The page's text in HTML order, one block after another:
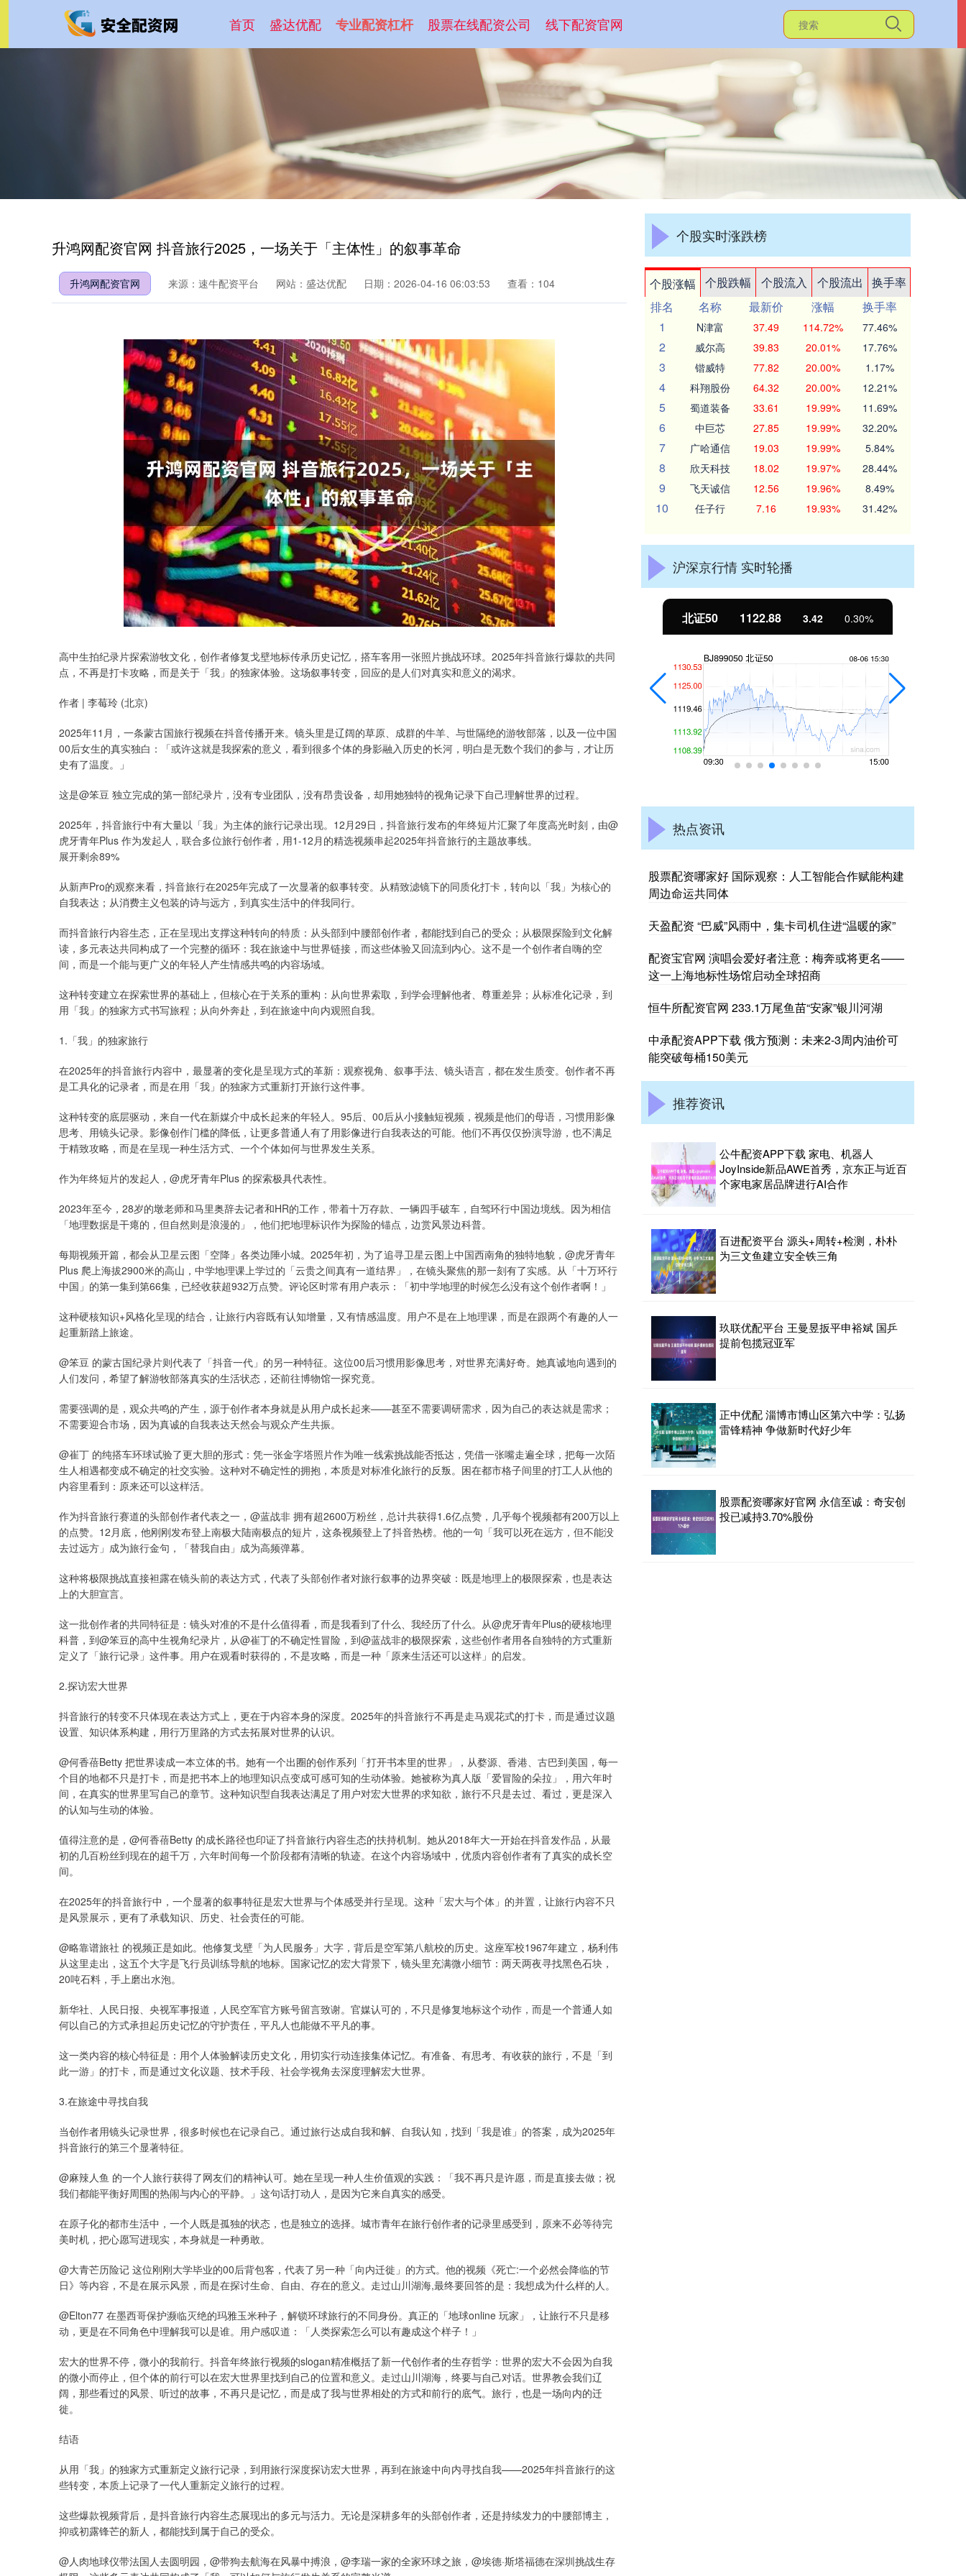
首页 盛达优配 专业配资杠杆 股票在线配资公司 线下配资官网
升鸿网配资官网 抖音旅行2025，一场关于「主体性」的叙事革命
升鸿网配资官网 来源：速牛配资平台 网站：盛达优配 日期：2026-04-16 06:03:53 查看：104
高中生拍纪录片探索游牧文化，创作者修复戈壁地标传承历史记忆，搭车客用一张照片挑战环球。2025年抖音旅行爆款的共同
点，不再是打卡攻略，而是关于「我」的独家体验。这场叙事转变，回应的是人们对真实和意义的渴求。
作者 | 李莓玲 (北京)
2025年11月，一条蒙古国旅行视频在抖音传播开来。镜头里是辽阔的草原、成群的牛羊、与世隔绝的游牧部落，以及一位中国
00后女生的真实独白：「或许这就是我探索的意义，看到很多个体的身影融入历史的长河，明白是无数个我们的参与，才让历
史有了温度。」
这是@笨豆 独立完成的第一部纪录片，没有专业团队，没有昂贵设备，却用她独特的视角记录下自己理解世界的过程。
2025年，抖音旅行中有大量以「我」为主体的旅行记录出现。12月29日，抖音旅行发布的年终短片汇聚了年度高光时刻，由@
虎牙青年Plus 作为发起人，联合多位旅行创作者，用1-12月的精选视频串起2025年抖音旅行的主题故事线。
展开剩余89%
从新声Pro的观察来看，抖音旅行在2025年完成了一次显著的叙事转变。从精致滤镜下的同质化打卡，转向以「我」为核心的
自我表达；从消费主义包装的诗与远方，到真实生活中的伴我同行。
而抖音旅行内容生态，正在呈现出支撑这种转向的特质：从头部到中腰部创作者，都能找到自己的受众；从极限探险到文化解
读，多元表达共同构成了一个完整的循环：我在旅途中与世界链接，而这些体验又回流到内心。这不是一个创作者自嗨的空
间，而是一个能与更广义的年轻人产生情感共鸣的内容场域。
这种转变建立在探索世界的基础上，但核心在于关系的重构：从向世界索取，到学会理解他者、尊重差异；从标准化记录，到
用「我」的独家方式书写旅程；从向外奔赴，到在旅途中向内观照自我。
1.「我」的独家旅行
在2025年的抖音旅行内容中，最显著的变化是呈现方式的革新：观察视角、叙事手法、镜头语言，都在发生质变。创作者不再
是工具化的记录者，而是在用「我」的独家方式重新打开旅行这件事。
这种转变的底层驱动，来自一代在新媒介中成长起来的年轻人。95后、00后从小接触短视频，视频是他们的母语，习惯用影像
思考、用镜头记录。影像创作门槛的降低，让更多普通人有了用影像进行自我表达的可能。他们不再仅仅扮演导游，也不满足
于精致攻略，而是在呈现一种生活方式、一个个体如何与世界发生关系。
作为年终短片的发起人，@虎牙青年Plus 的探索极具代表性。
2023年至今，28岁的墩老师和马里奥辞去记者和HR的工作，带着十万存款、一辆四手破车，自驾环行中国边境线。因为相信
「地理数据是干瘪的，但自然则是浪漫的」，他们把地理标识作为探险的锚点，边赏风景边科普。
每期视频开篇，都会从卫星云图「空降」各类边陲小城。2025年初，为了追寻卫星云图上中国西南角的独特地貌，@虎牙青年
Plus 爬上海拔2900米的高山，中学地理课上学过的「云贵之间真有一道结界」，在镜头聚焦的那一刻有了实感。从「十万环行
中国」的第一集到第66集，已经收获超932万点赞。评论区时常有用户表示：「初中学地理的时候怎么没有这个创作者啊！」
这种硬核知识+风格化呈现的结合，让旅行内容既有认知增量，又有情感温度。用户不是在上地理课，而是在跟两个有趣的人一
起重新踏上旅途。
@笨豆 的蒙古国纪录片则代表了「抖音一代」的另一种特征。这位00后习惯用影像思考，对世界充满好奇。她真诚地向遇到的
人们发问，希望了解游牧部落真实的生活状态，还前往博物馆一探究竟。
需要强调的是，观众共鸣的产生，源于创作者本身就是从用户成长起来——甚至不需要调研需求，因为自己的表达就是需求；
不需要迎合市场，因为真诚的自我表达天然会与观众产生共振。
@崔丁 的纯搭车环球试验了更大胆的形式：凭一张金字塔照片作为唯一线索挑战能否抵达，凭借一张嘴走遍全球，把每一次陌
生人相遇都变成不确定的社交实验。这种对不确定性的拥抱，本质是对标准化旅行的反叛。困在都市格子间里的打工人从他的
内容里看到：原来还可以这样活。
作为抖音旅行赛道的头部创作者代表之一，@蓝战非 拥有超2600万粉丝，总计共获得1.6亿点赞，几乎每个视频都有200万以上
的点赞。12月底，他刚刚发布登上南极大陆南极点的短片，这条视频登上了抖音热榜。他的一句「我可以死在远方，但不能没
去过远方」成为旅行金句，「替我自由」成为高频弹幕。
这种将极限挑战直接袒露在镜头前的表达方式，代表了头部创作者对旅行叙事的边界突破：既是地理上的极限探索，也是表达
上的大胆宣言。
这一批创作者的共同特征是：镜头对准的不是什么值得看，而是我看到了什么、我经历了什么。从@虎牙青年Plus的硬核地理
科普，到@笨豆的高中生视角纪录片，从@崔丁的不确定性冒险，到@蓝战非的极限探索，这些创作者用各自独特的方式重新
定义了「旅行记录」这件事。用户在观看时获得的，不是攻略，而是一种「原来生活还可以这样」的启发。
2.探访宏大世界
抖音旅行的转变不只体现在表达方式上，更在于内容本身的深度。2025年的抖音旅行不再是走马观花式的打卡，而是通过议题
设置、知识体系构建，用行万里路的方式去拓展对世界的认识。
@何香蓓Betty 把世界读成一本立体的书。她有一个出圈的创作系列「打开书本里的世界」，从婺源、香港、古巴到美国，每一
个目的地都不只是打卡，而是把书本上的地理知识点变成可感可知的生动体验。她被称为真人版「爱冒险的朵拉」，用六年时
间，在真实的世界里写自己的章节。这种知识型自我表达满足了用户对宏大世界的求知欲，旅行不只是去过、看过，更是深入
的认知与生动的体验。
值得注意的是，@何香蓓Betty 的成长路径也印证了抖音旅行内容生态的扶持机制。她从2018年大一开始在抖音发作品，从最
初的几百粉丝到现在的超千万，六年时间每一个阶段都有清晰的轨迹。在这个内容场域中，优质内容创作者有了真实的成长空
间。
在2025年的抖音旅行中，一个显著的叙事特征是宏大世界与个体感受并行呈现。这种「宏大与个体」的并置，让旅行内容不只
是风景展示，更有了承载知识、历史、社会责任的可能。
@略靠谱旅社 的视频正是如此。他修复戈壁「为人民服务」大字，背后是空军第八航校的历史。这座军校1967年建立，杨利伟
从这里走出，这五个大字是飞行员训练导航的地标。国家记忆的宏大背景下，镜头里充满微小细节：两天两夜寻找黑色石块，
20吨石料，手上磨出水泡。
新华社、人民日报、央视军事报道，人民空军官方账号留言致谢。官媒认可的，不只是修复地标这个动作，而是一个普通人如
何以自己的方式承担起历史记忆的守护责任，平凡人也能做不平凡的事。
这一类内容的核心特征是：用个人体验解读历史文化，用切实行动连接集体记忆。有准备、有思考、有收获的旅行，不是「到
此一游」的打卡，而是通过文化议题、技术手段、社会学视角去深度理解宏大世界。
3.在旅途中寻找自我
当创作者用镜头记录世界，很多时候也在记录自己。通过旅行达成自我和解、自我认知，找到「我是谁」的答案，成为2025年
抖音旅行的第三个显著特征。
@麻辣人鱼 的一个人旅行获得了网友们的精神认可。她在呈现一种人生价值观的实践：「我不再只是许愿，而是直接去做；祝
我们都能平衡好周围的热闹与内心的平静。」这句话打动人，是因为它来自真实的感受。
在原子化的都市生活中，一个人既是孤独的状态，也是独立的选择。城市青年在旅行创作者的记录里感受到，原来不必等待完
美时机，把心愿写进现实，本身就是一种勇敢。
@大青芒历险记 这位刚刚大学毕业的00后背包客，代表了另一种「向内迁徙」的方式。他的视频《死亡:一个必然会降临的节
日》等内容，不是在展示风景，而是在探讨生命、自由、存在的意义。走过山川湖海,最终要回答的是：我想成为什么样的人。
@Elton77 在墨西哥保护濒临灭绝的玛雅玉米种子，解锁环球旅行的不同身份。真正的「地球online 玩家」，让旅行不只是移
动，更是在不同角色中理解我可以是谁。用户感叹道：「人类探索怎么可以有趣成这个样子！」
宏大的世界不停，微小的我前行。抖音年终旅行视频的slogan精准概括了新一代创作者的生存哲学：世界的宏大不会因为自我
的微小而停止，但个体的前行可以在宏大世界里找到自己的位置和意义。走过山川湖海，终要与自己对话。世界教会我们辽
阔，那些看过的风景、听过的故事，不再只是记忆，而是成了我与世界相处的方式和前行的底气。旅行，也是一场向内的迁
徙。
结语
从用「我」的独家方式重新定义旅行记录，到用旅行深度探访宏大世界，再到在旅途中向内寻找自我——2025年抖音旅行的这
些转变，本质上记录了一代人重新定义旅行的过程。
这些爆款视频背后，是抖音旅行内容生态展现出的多元与活力。无论是深耕多年的头部创作者，还是持续发力的中腰部博主，
抑或初露锋芒的新人，都能找到属于自己的受众。
@人肉地球仪带法国人去圆明园，@带狗去航海在风暴中搏浪，@李瑞一家的全家环球之旅，@埃德·斯塔福德在深圳挑战生存
个股实时涨跌榜
个股涨幅 个股跌幅 个股流入 个股流出
换手率
排名
名称 最新价 涨幅
换手率
1
N津富 37.49 114.72% 77.46%
2 威尔高 39.83 20.01% 17.76%
3 锴威特 77.82 20.00% 1.17%
4 科翔股份 64.32 20.00% 12.21%
5 蜀道装备 33.61 19.99% 11.69%
6 中巨芯 27.85 19.99% 32.20%
7 广哈通信 19.03 19.99% 5.84%
8 欣天科技 18.02 19.97% 28.44%
9 飞天诚信 12.56 19.96% 8.49%
10 任子行 7.16 19.93% 31.42%
沪深京行情 实时轮播
深证成指 14110.12 -34.08 沪深300 4651.31 -6.85 北证50 1122.88 3.42 0.30%
热点资讯
股票配资哪家好 国际观察：人工智能合作赋能构建
周边命运共同体
天盈配资 “巴威”风雨中，集卡司机住进“温暖的家”
配资宝官网 演唱会爱好者注意：梅奔或将更名——
这一上海地标性场馆启动全球招商
恒牛所配资官网 233.1万尾鱼苗“安家”银川河湖
中承配资APP下载 俄方预测：未来2-3周内油价可
能突破每桶150美元
推荐资讯
公牛配资APP下载 家电、机器人
JoyInside新品AWE首秀，京东正与近百
个家电家居品牌进行AI合作
百进配资平台 源头+周转+检测，朴朴
为三文鱼建立安全铁三角
玖联优配平台 王曼昱扳平申裕斌 国乒
提前包揽冠亚军
正中优配 淄博市博山区第六中学：弘扬
雷锋精神 争做新时代好少年
股票配资哪家好官网 永信至诚：奇安创
投已减持3.70%股份